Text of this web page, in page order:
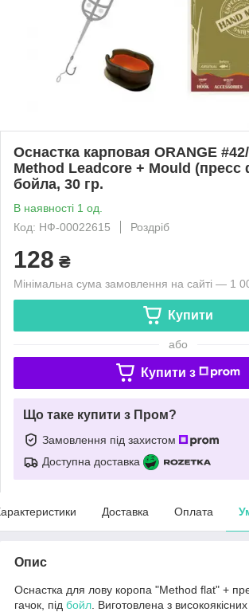
Оснастка карповая ORANGE
Method Leadcore + Mould
бойла, 30 гр.
В наявності 1 од.
Код: НФ-00022615
Роздріб
128 ₴
Мінімальна сума замовлення на сайті — 1
Купити
або
Купити з
Що таке купити з Пром?
Замовлення під захистом
Доступна доставка
Доставка Оплата
Опис
Оснастка для лову коропа "Method flat" +
гачок, під бойл . Виготовлена з